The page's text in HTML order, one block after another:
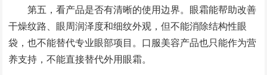
第五，看产品是否有清晰的使用边界。眼霜能帮助改善
干燥纹路、眼周润泽度和细纹外观，但不能消除结构性眼
袋，也不能替代专业眼部项目。口服美容产品也只能作为营
养支持，不能直接替代外用眼霜。